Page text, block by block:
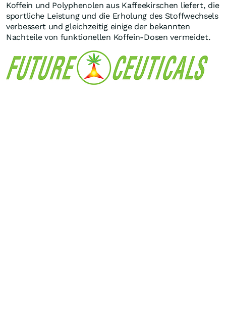
Koffein und Polyphenolen aus Kaffeekirschen liefert, die
sportliche Leistung und die Erholung des Stoffwechsels
verbessert und gleichzeitig einige der bekannten
Nachteile von funktionellen Koffein-Dosen vermeidet.